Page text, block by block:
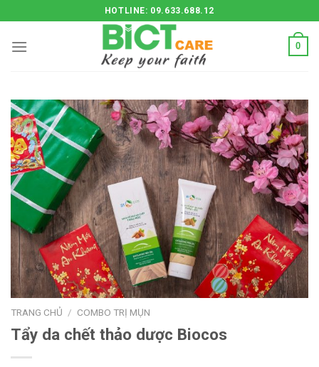
to
content
HOTLINE: 09.633.688.12
0
TRANG CHỦ / COMBO TRỊ MỤN
Tẩy da chết thảo dược Biocos